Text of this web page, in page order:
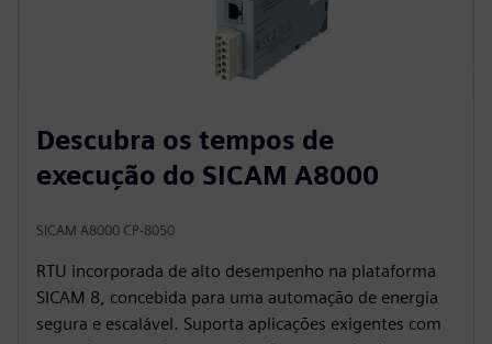
Descubra os tempos de
execução do SICAM A8000
SICAM A8000 CP-8050
RTU incorporada de alto desempenho na plataforma
SICAM 8, concebida para uma automação de energia
segura e escalável. Suporta aplicações exigentes com